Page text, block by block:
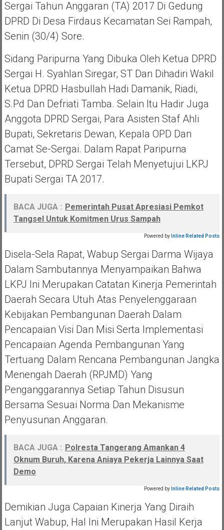
Sergai Tahun Anggaran (TA) 2017 Di Gedung
DPRD Di Desa Firdaus Kecamatan Sei Rampah,
Senin (30/4) Sore.
Sidang Paripurna Yang Dibuka Oleh Ketua DPRD
Sergai H. Syahlan Siregar, ST Dan Dihadiri Wakil
Ketua DPRD Hasbullah Hadi Damanik, Riadi,
S.Pd Dan Defriati Tamba. Selain Itu Hadir Juga
Anggota DPRD Sergai, Para Asisten Staf Ahli
Bupati, Sekretaris Dewan, Kepala OPD Dan
Camat Se-Sergai. Dalam Rapat Paripurna
Tersebut, DPRD Sergai Telah Menyetujui LKPJ
Bupati Sergai TA 2017.
BACA JUGA : Pemerintah Pusat Apresiasi Pemkot
Tangsel Untuk Komitmen Urus Sampah
Powered by Inline Related Posts
Disela-Sela Rapat, Wabup Sergai Darma Wijaya
Dalam Sambutannya Menyampaikan Bahwa
LKPJ Ini Merupakan Catatan Kinerja Pemerintah
Daerah Secara Utuh Atas Penyelenggaraan
Kebijakan Pembangunan Daerah Dalam
Pencapaian Visi Dan Misi Serta Implementasi
Pencapaian Agenda Pembangunan Yang
Tertuang Dalam Rencana Pembangunan Jangka
Menengah Daerah (RPJMD) Yang
Penganggarannya Setiap Tahun Disusun
Bersama Sesuai Norma Dan Mekanisme
Penyusunan Anggaran.
BACA JUGA : Polresta Tangerang Amankan 4
Oknum Buruh, Karena Aniaya Pekerja Lainnya Saat
Demo
Powered by Inline Related Posts
Demikian Juga Capaian Kinerja Yang Diraih
Lanjut Wabup, Hal Ini Merupakan Hasil Kerja